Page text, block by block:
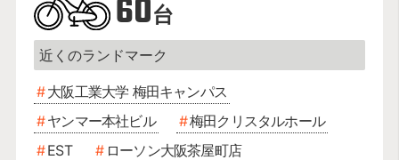
60台
大阪工業大学 梅田キャンパス
ヤンマー本社ビル
梅田クリスタルホール
EST
ローソン大阪茶屋町店